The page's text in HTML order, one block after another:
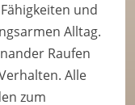
und
Alltag.
Raufen
Alle
zum